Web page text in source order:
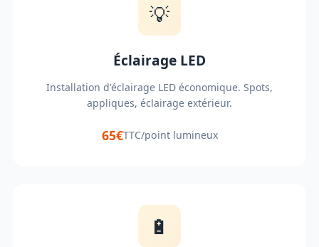
💡
Éclairage LED
Installation d'éclairage LED économique. Spots,
appliques, éclairage extérieur.
65€TTC/point lumineux
🔋